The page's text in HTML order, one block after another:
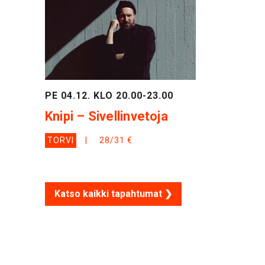
PE 04.12. KLO 20.00-23.00
Knipi – Sivellinvetoja
TORVI 28/31 €
Katso kaikki tapahtumat ❯